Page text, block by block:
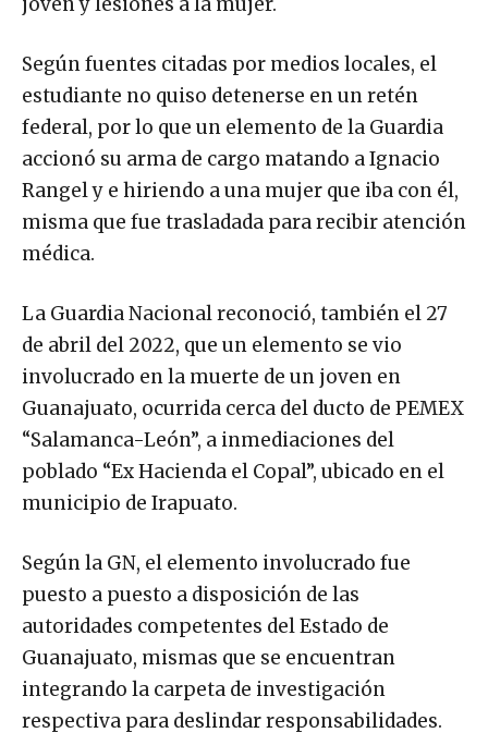
Según fuentes citadas por medios locales, el
estudiante no quiso detenerse en un retén
federal, por lo que un elemento de la Guardia
accionó su arma de cargo matando a Ignacio
Rangel y e hiriendo a una mujer que iba con él,
misma que fue trasladada para recibir atención
médica.
La Guardia Nacional reconoció, también el 27
de abril del 2022, que un elemento se vio
involucrado en la muerte de un joven en
Guanajuato, ocurrida cerca del ducto de PEMEX
“Salamanca-León”, a inmediaciones del
poblado “Ex Hacienda el Copal”, ubicado en el
municipio de Irapuato.
Según la GN, el elemento involucrado fue
puesto a puesto a disposición de las
autoridades competentes del Estado de
Guanajuato, mismas que se encuentran
integrando la carpeta de investigación
respectiva para deslindar responsabilidades.